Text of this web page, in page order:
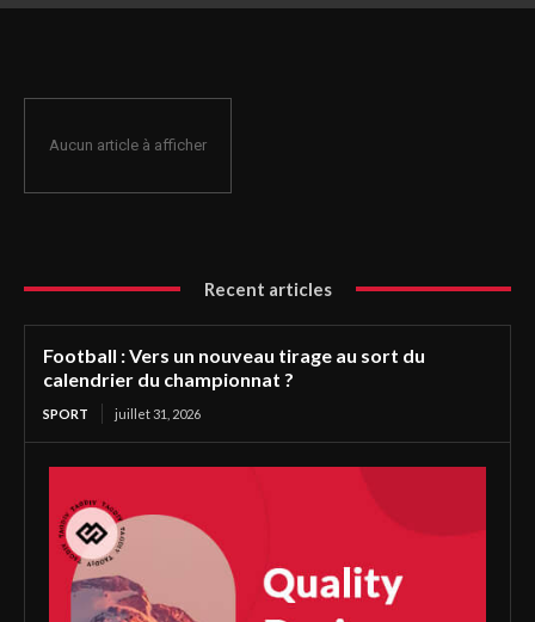
Aucun article à afficher
Recent articles
Football : Vers un nouveau tirage au sort du
calendrier du championnat ?
SPORT juillet 31, 2026